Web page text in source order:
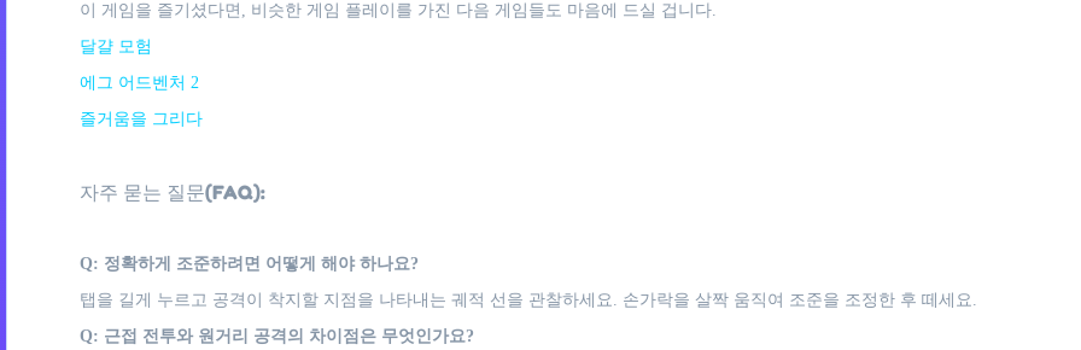
이 게임을 즐기셨다면, 비슷한 게임 플레이를 가진 다음 게임들도 마음에 드실 겁니다.
달걀 모험
에그 어드벤처 2
즐거움을 그리다
자주 묻는 질문(FAQ):
Q: 정확하게 조준하려면 어떻게 해야 하나요?
탭을 길게 누르고 공격이 착지할 지점을 나타내는 궤적 선을 관찰하세요. 손가락을 살짝 움직여 조준을 조정한 후 떼세요.
Q: 근접 전투와 원거리 공격의 차이점은 무엇인가요?